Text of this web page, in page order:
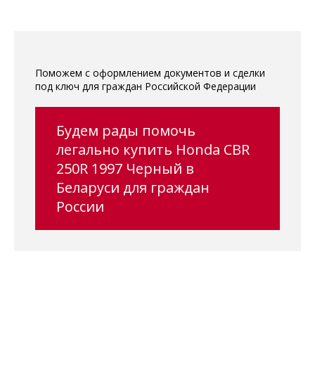
Поможем с оформлением документов и сделки
под ключ для граждан Российской Федерации
Будем рады помочь
легально купить Honda CBR
250R 1997 Черный в
Беларуси для граждан
России